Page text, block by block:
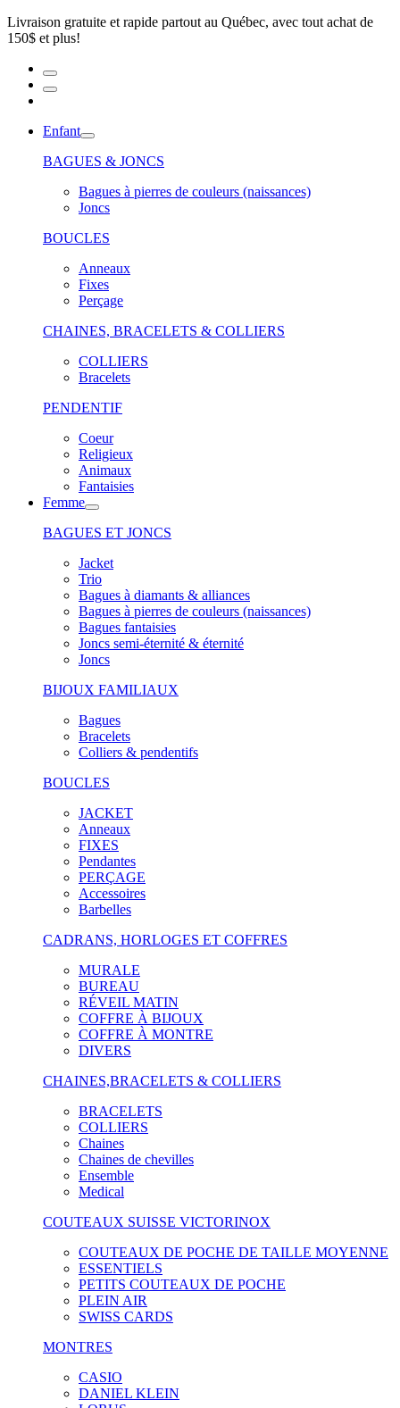
Livraison gratuite et rapide partout au Québec, avec tout achat de
150$ et plus!
Enfant
BAGUES & JONCS
Bagues à pierres de couleurs (naissances)
Joncs
BOUCLES
Anneaux
Fixes
Perçage
CHAINES, BRACELETS & COLLIERS
COLLIERS
Bracelets
PENDENTIF
Coeur
Religieux
Animaux
Fantaisies
Femme
BAGUES ET JONCS
Jacket
Trio
Bagues à diamants & alliances
Bagues à pierres de couleurs (naissances)
Bagues fantaisies
Joncs semi-éternité & éternité
Joncs
BIJOUX FAMILIAUX
Bagues
Bracelets
Colliers & pendentifs
BOUCLES
JACKET
Anneaux
FIXES
Pendantes
PERÇAGE
Accessoires
Barbelles
CADRANS, HORLOGES ET COFFRES
MURALE
BUREAU
RÉVEIL MATIN
COFFRE À BIJOUX
COFFRE À MONTRE
DIVERS
CHAINES,BRACELETS & COLLIERS
BRACELETS
COLLIERS
Chaines
Chaines de chevilles
Ensemble
Medical
COUTEAUX SUISSE VICTORINOX
COUTEAUX DE POCHE DE TAILLE MOYENNE
ESSENTIELS
PETITS COUTEAUX DE POCHE
PLEIN AIR
SWISS CARDS
MONTRES
CASIO
DANIEL KLEIN